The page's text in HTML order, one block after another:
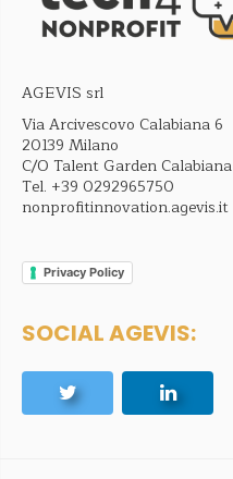
AGEVIS srl
Via Arcivescovo Calabiana 6
20139 Milano
C/O Talent Garden Calabiana
Tel. +39 0292965750
nonprofitinnovation.agevis.it
Privacy Policy
SOCIAL AGEVIS: